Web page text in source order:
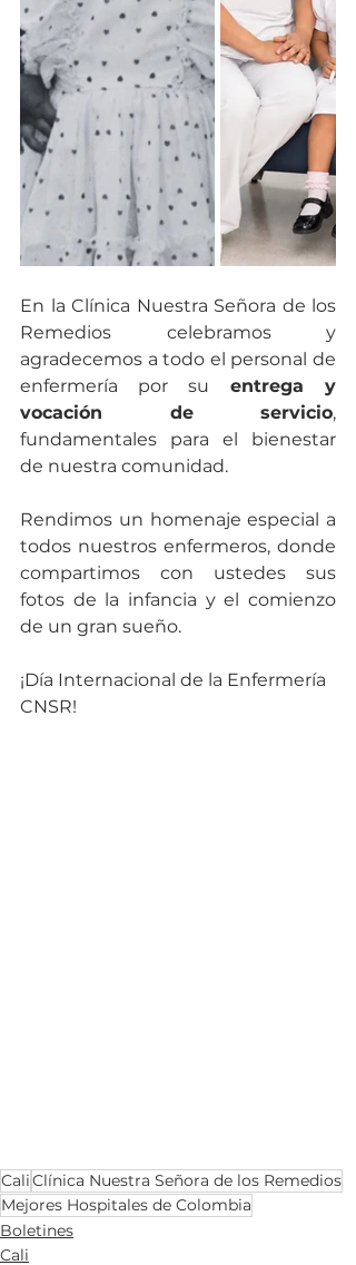
En la Clínica Nuestra Señora de los
Remedios celebramos y
agradecemos a todo el personal de
enfermería por su entrega y
vocación de servicio,
fundamentales para el bienestar
de nuestra comunidad.
Rendimos un homenaje especial a
todos nuestros enfermeros, donde
compartimos con ustedes sus
fotos de la infancia y el comienzo
de un gran sueño.
¡Día Internacional de la Enfermería
CNSR!
CaliClínica Nuestra Señora de los Remedios
Mejores Hospitales de Colombia
Boletines
Cali